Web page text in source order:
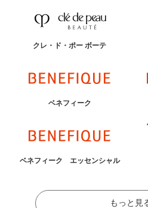
クレ・ド・ポー ボーテ
ベネフィーク
ベネフィーク エッセンシャル
もっと見